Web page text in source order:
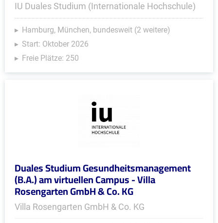
IU Duales Studium (Internationale Hochschule)
Hamburg, München, bundesweit (2 weitere)
Start: Oktober 2026
Freie Plätze: 250
Duales Studium Gesundheitsmanagement
(B.A.) am virtuellen Campus - Villa
Rosengarten GmbH & Co. KG
Villa Rosengarten GmbH & Co. KG